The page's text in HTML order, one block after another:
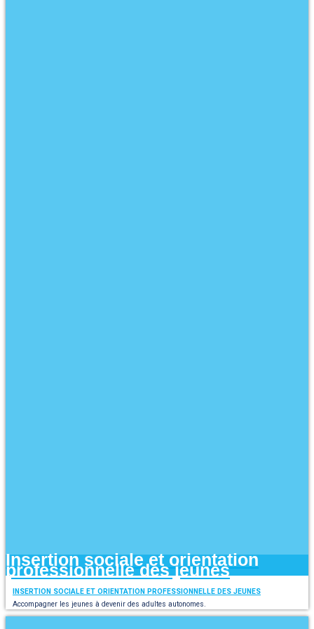
Insertion sociale et orientation
professionnelle des jeunes
INSERTION SOCIALE ET ORIENTATION PROFESSIONNELLE DES JEUNES
Accompagner les jeunes à devenir des adultes autonomes.